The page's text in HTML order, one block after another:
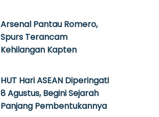
Arsenal Pantau Romero,
Spurs Terancam
Kehilangan Kapten
HUT Hari ASEAN Diperingati
8 Agustus, Begini Sejarah
Panjang Pembentukannya